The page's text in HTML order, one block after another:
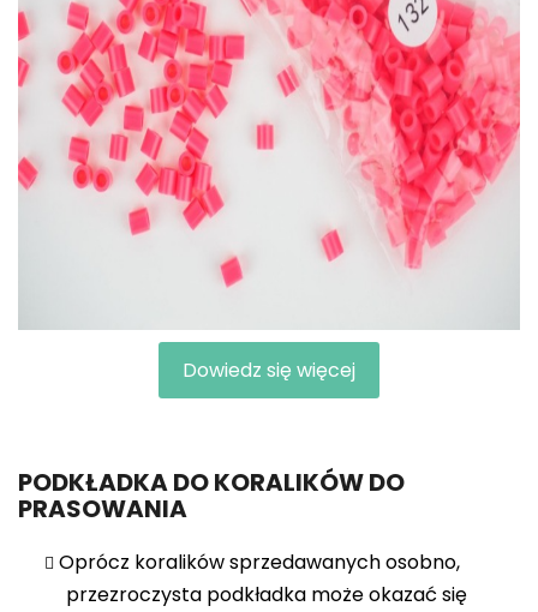
Dowiedz się więcej
PODKŁADKA DO KORALIKÓW DO
PRASOWANIA
Oprócz koralików sprzedawanych osobno,
przezroczysta podkładka może okazać się